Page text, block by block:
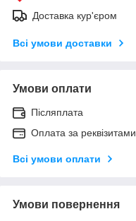
Доставка кур'єром
Всі умови доставки
Умови оплати
Післяплата
Оплата за реквізитами
Всі умови оплати
Умови повернення